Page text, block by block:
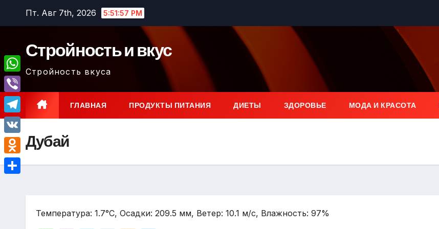
Перейти
Пт. Авг 7th, 2026 5:51:58 PM
Стройность и вкус
Стройность вкуса
ГЛАВНАЯ ПРОДУКТЫ ПИТАНИЯ ДИЕТЫ ЗДОРОВЬЕ МОДА И КРАСОТА
Дубай
Температура: 1.7°C, Осадки: 209.5 мм, Ветер: 10.1 м/с, Влажность: 97%
W
h
a
t
A
V
i
b
e
T
e
l
e
V
K
O